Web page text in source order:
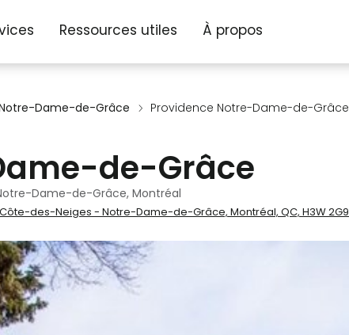
Ressources utiles À propos
Dame-de-Grâce Providence Notre-Dame-de-Grâce
de-Grâce
Dame-de-Grâce, Montréal
des-Neiges - Notre-Dame-de-Grâce, Montréal, QC, H3W 2G9